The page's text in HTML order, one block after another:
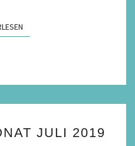
WEITERLESEN
LESEMONATJULI 2019